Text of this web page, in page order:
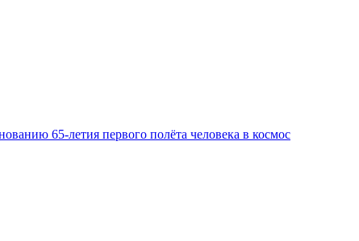
65-летия первого полёта человека в космос